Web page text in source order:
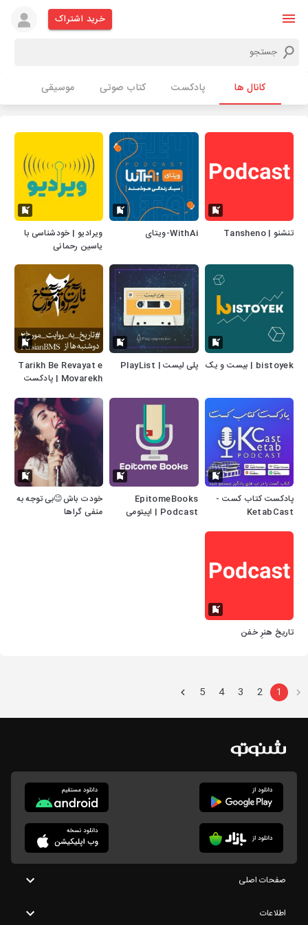
خرید اشتراک
کانال ها پادکست کتاب صوتی موسیقی
تنشنو | Tansheno WithAi-ویتای
ویرادیو | خودشناسی با
یاسین رحمانی
bistoyek | بیست و یک پلی لیست | PlayList
Tarikh Be Revayat e
Movarekh | پادکست
پادکست کتاب کست -
KetabCast
EpitomeBooks
Podcast | اپیتومی
خودت باش😉بی توجه به
منفی گراها
تاریخ هنرِ خفن
1
2
3
4
5
صفحات اصلی
اطلاعات